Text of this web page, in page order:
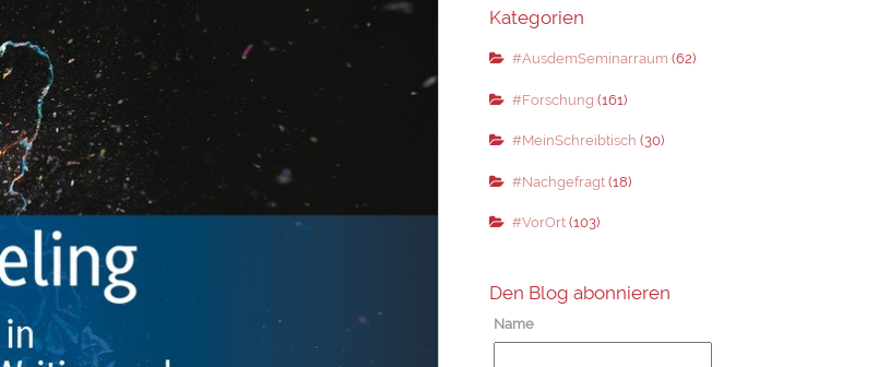
Kategorien
#AusdemSeminarraum (62)
#Forschung (161)
#MeinSchreibtisch (30)
#Nachgefragt(18)
#VorOrt(103)
Den Blog abonnieren
Name